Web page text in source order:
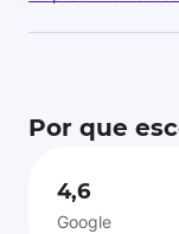
Por que
4,6
Google